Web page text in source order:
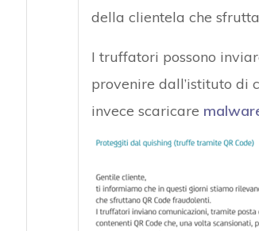
della clientela che
I truffatori possono
provenire dall’istituto di
invece scaricare